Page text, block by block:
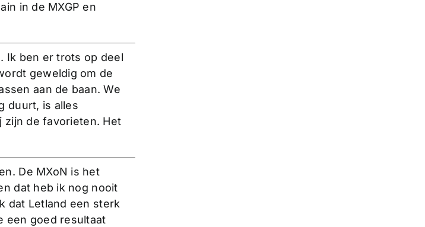
in de MXGP en
Ik ben er trots op deel
geweldig om de
aan de baan. We
duurt, is alles
zijn de favorieten. Het
De MXoN is het
dat heb ik nog nooit
dat Letland een sterk
een goed resultaat